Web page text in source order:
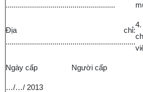
......................................................
Địa chỉ:
................................................................
Ngày cấp Người cấp
…/…/ 2013